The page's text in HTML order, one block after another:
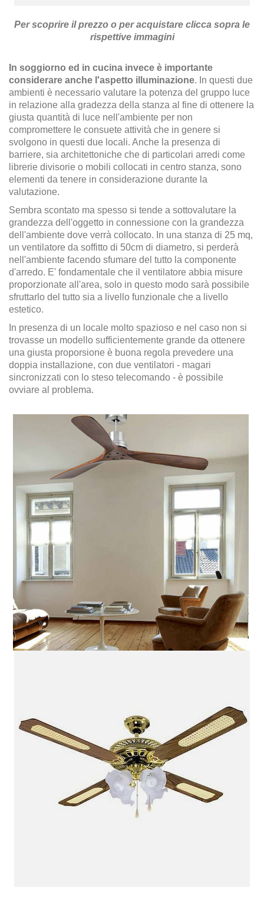
Per scoprire il prezzo o per acquistare clicca sopra le
rispettive immagini
In soggiorno ed in cucina invece è importante
considerare anche l'aspetto illuminazione. In questi due
ambienti è necessario valutare la potenza del gruppo luce
in relazione alla gradezza della stanza al fine di ottenere la
giusta quantità di luce nell'ambiente per non
compromettere le consuete attività che in genere si
svolgono in questi due locali. Anche la presenza di
barriere, sia architettoniche che di particolari arredi come
librerie divisorie o mobili collocati in centro stanza, sono
elementi da tenere in considerazione durante la
valutazione.
Sembra scontato ma spesso si tende a sottovalutare la
grandezza dell'oggetto in connessione con la grandezza
dell'ambiente dove verrà collocato. In una stanza di 25 mq,
un ventilatore da soffitto di 50cm di diametro, si perderà
nell'ambiente facendo sfumare del tutto la componente
d'arredo. E' fondamentale che il ventilatore abbia misure
proporzionate all'area, solo in questo modo sarà possibile
sfruttarlo del tutto sia a livello funzionale che a livello
estetico.
In presenza di un locale molto spazioso e nel caso non si
trovasse un modello sufficientemente grande da ottenere
una giusta proporsione è buona regola prevedere una
doppia installazione, con due ventilatori - magari
sincronizzati con lo steso telecomando - è possibile
ovviare al problema.